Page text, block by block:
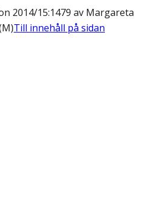
2014/15:1479 av Margareta
Till innehåll på sidan